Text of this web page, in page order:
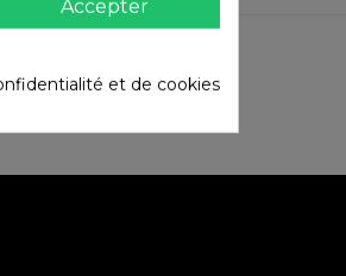
Accepter
et de cookies